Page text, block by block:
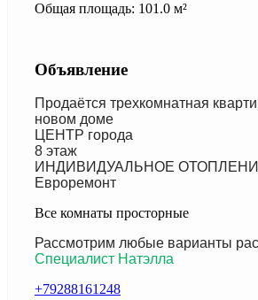
Общая площадь: 101.0 м²
Объявление
Продаётся трехкомнатная
новом доме
ЦЕНТР города
8 этаж
ИНДИВИДУАЛЬНОЕ
Евроремонт
Все комнаты просторные
Рассмотрим любые варианты
Специалист Натэлла
+79288161248